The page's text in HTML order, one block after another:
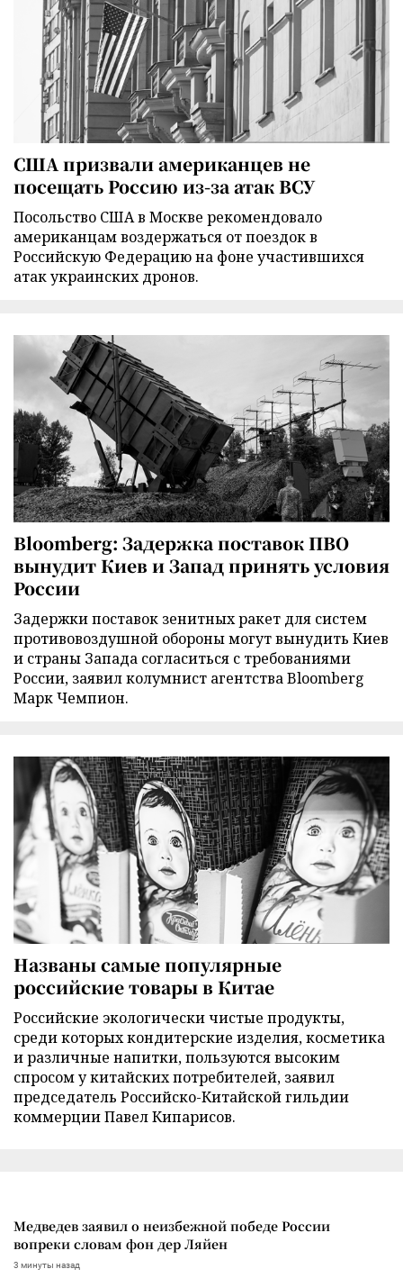
США призвали американцев не
посещать Россию из-за атак ВСУ
Посольство США в Москве рекомендовало
американцам воздержаться от поездок в
Российскую Федерацию на фоне участившихся
атак украинских дронов.
Bloomberg: Задержка поставок ПВО
вынудит Киев и Запад принять условия
России
Задержки поставок зенитных ракет для систем
противовоздушной обороны могут вынудить Киев
и страны Запада согласиться с требованиями
России, заявил колумнист агентства Bloomberg
Марк Чемпион.
Названы самые популярные
российские товары в Китае
Российские экологически чистые продукты,
среди которых кондитерские изделия, косметика
и различные напитки, пользуются высоким
спросом у китайских потребителей, заявил
председатель Российско-Китайской гильдии
коммерции Павел Кипарисов.
Медведев заявил о неизбежной победе России
вопреки словам фон дер Ляйен
3 минуты назад